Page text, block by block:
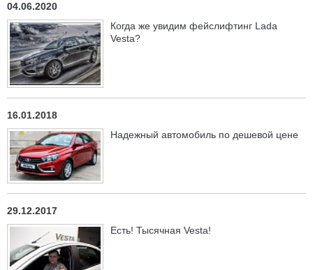
04.06.2020
Когда же увидим фейслифтинг Lada
Vesta?
16.01.2018
Надежный автомобиль по дешевой цене
29.12.2017
Есть! Тысячная Vesta!